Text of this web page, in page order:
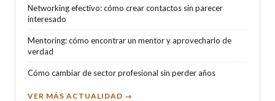
Networking efectivo: cómo crear contactos sin parecer
interesado
Mentoring: cómo encontrar un mentor y aprovecharlo de
verdad
Cómo cambiar de sector profesional sin perder años
VER MÁS ACTUALIDAD →